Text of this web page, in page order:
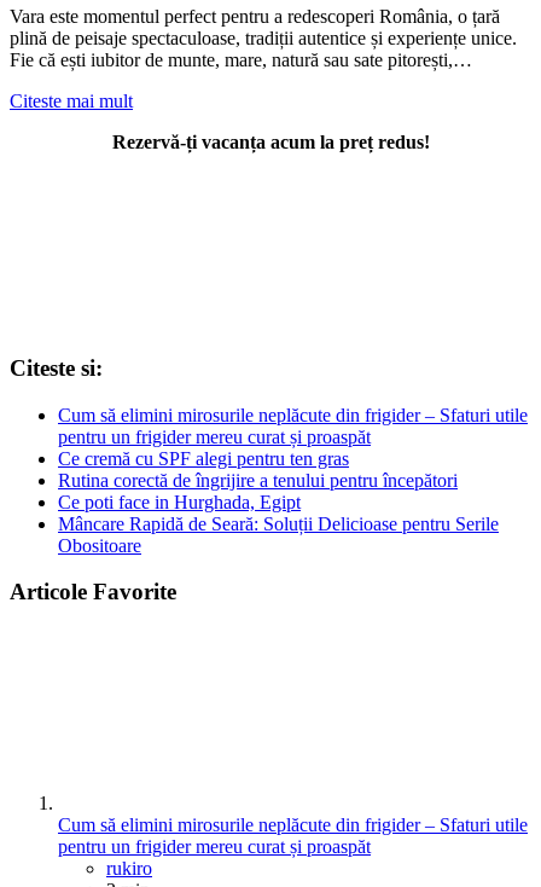
Vara este momentul perfect pentru a redescoperi România, o țară
plină de peisaje spectaculoase, tradiții autentice și experiențe unice.
Fie că ești iubitor de munte, mare, natură sau sate pitorești,…
Citeste mai mult
Rezervă-ți vacanța acum la preț redus!
Citeste si:
Cum să elimini mirosurile neplăcute din frigider – Sfaturi utile
pentru un frigider mereu curat și proaspăt
Ce cremă cu SPF alegi pentru ten gras
Rutina corectă de îngrijire a tenului pentru începători
Ce poti face in Hurghada, Egipt
Mâncare Rapidă de Seară: Soluții Delicioase pentru Serile
Obositoare
Articole Favorite
Cum să elimini mirosurile neplăcute din frigider – Sfaturi utile
pentru un frigider mereu curat și proaspăt
Posted
rukiro